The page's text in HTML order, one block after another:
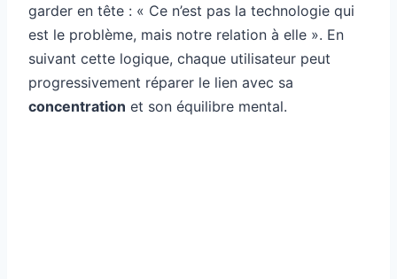
garder en tête : « Ce n’est pas la technologie qui
est le problème, mais notre relation à elle ». En
suivant cette logique, chaque utilisateur peut
progressivement réparer le lien avec sa
concentration et son équilibre mental.